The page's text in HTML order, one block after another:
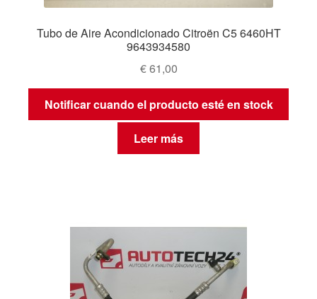
Tubo de Aire Acondicionado Citroën C5 6460HT
9643934580
€61,00
Notificar cuando el producto esté en stock
Leer más